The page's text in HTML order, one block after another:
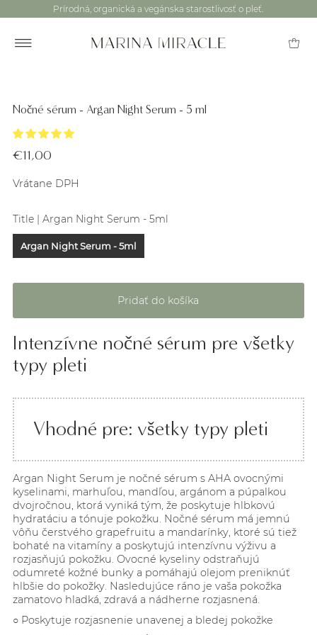
Prírodná, organická a vegánska starostlivosť o pleť.
Nočné sérum - Argan Night Serum - 5 ml
€11,00
Vrátane DPH
Title | Argan Night Serum - 5ml
Argan Night Serum - 5ml
Intenzívne nočné sérum pre všetky
typy pleti
Vhodné pre: všetky typy pleti
Argan Night Serum je nočné sérum s AHA ovocnými
kyselinami, marhuľou, mandľou, argánom a púpalkou
dvojročnou, ktorá vyniká tým, že poskytuje hlbkovú
hydratáciu a tónuje pokožku. Nočné sérum má jemnú
vôňu čerstvého grapefruitu a mandarínky, ktoré sú tiež
bohaté na vitamíny a poskytujú intenzívnu výživu a
rozjasňujú pokožku. Ovocné kyseliny odstraňujú
odumreté kožné bunky a pomáhajú olejom preniknúť
hlbšie do pokožky. Nasledujúce ráno je vaša pokožka
zamatovo hladká, zdravá a nádherne rozjasnená.
○ Poskytuje rozjasnenie unavenej a bledej pokožke